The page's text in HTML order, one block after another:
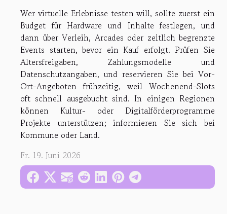
Wer virtuelle Erlebnisse testen will, sollte zuerst ein
Budget für Hardware und Inhalte festlegen, und
dann über Verleih, Arcades oder zeitlich begrenzte
Events starten, bevor ein Kauf erfolgt. Prüfen Sie
Altersfreigaben, Zahlungsmodelle und
Datenschutzangaben, und reservieren Sie bei Vor-
Ort-Angeboten frühzeitig, weil Wochenend-Slots
oft schnell ausgebucht sind. In einigen Regionen
können Kultur- oder Digitalförderprogramme
Projekte unterstützen; informieren Sie sich bei
Kommune oder Land.
Fr. 19. Juni 2026